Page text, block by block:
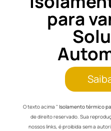
para
O texto acima " Isolamento térmico
de direito reservado. Sua
nossos links, é proibida sem a